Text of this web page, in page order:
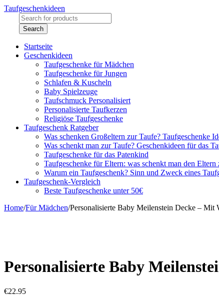
Taufgeschenkideen
Startseite
Geschenkideen
Taufgeschenke für Mädchen
Taufgeschenke für Jungen
Schlafen & Kuscheln
Baby Spielzeuge
Taufschmuck Personalisiert
Personalisierte Taufkerzen
Religiöse Taufgeschenke
Taufgeschenk Ratgeber
Was schenken Großeltern zur Taufe? Taufgeschenke
Was schenkt man zur Taufe? Geschenkideen für das
Taufgeschenke für das Patenkind
Taufgeschenke für Eltern: was schenkt man den Eltern
Warum ein Taufgeschenk? Sinn und Zweck eines
Taufgeschenk-Vergleich
Beste Taufgeschenke unter 50€
Home/Für Mädchen/Personalisierte Baby Meilenstein Decke –
Personalisierte Baby
€22.95